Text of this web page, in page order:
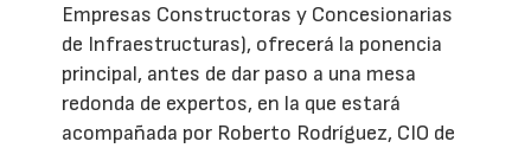
Empresas Constructoras y Concesionarias
de Infraestructuras), ofrecerá la ponencia
principal, antes de dar paso a una mesa
redonda de expertos, en la que estará
acompañada por Roberto Rodríguez, CIO de